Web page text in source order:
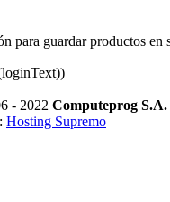
para guardar productos en
- 2022 Computeprog S.A.
Hosting Supremo